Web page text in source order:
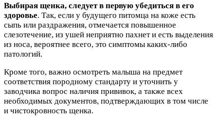
Выбирая щенка, следует в первую убедиться в его
здоровье. Так, если у будущего питомца на коже есть
сыпь или раздражения, отмечается повышенное
слезотечение, из ушей неприятно пахнет и есть выделения
из носа, вероятнее всего, это симптомы каких-либо
патологий.
Кроме того, важно осмотреть малыша на предмет
соответствия породному стандарту и уточнить у
заводчика вопрос наличия прививок, а также всех
необходимых документов, подтверждающих в том числе
и чистокровность щенка.